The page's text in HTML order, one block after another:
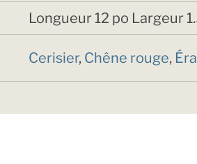
Longueur 12 po Largeur
Cerisier, Chêne rouge,